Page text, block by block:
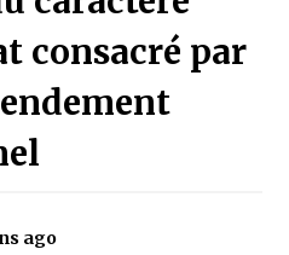
Promenade des Sablettes : Mis en
automatiques
possible pour les
nationale lance ses comptes
consacré par
ago